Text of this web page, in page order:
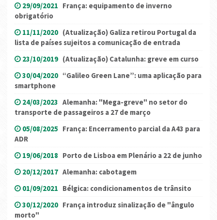
29/09/2021 França: equipamento de inverno
obrigatório
11/11/2020 (Atualização) Galiza retirou Portugal da
lista de países sujeitos a comunicação de entrada
23/10/2019 (Atualização) Catalunha: greve em curso
30/04/2020 “Galileo Green Lane”: uma aplicação para
smartphone
24/03/2023 Alemanha: "Mega-greve" no setor do
transporte de passageiros a 27 de março
05/08/2025 França: Encerramento parcial da A43 para
ADR
19/06/2018 Porto de Lisboa em Plenário a 22 de junho
20/12/2017 Alemanha: cabotagem
01/09/2021 Bélgica: condicionamentos de trânsito
30/12/2020 França introduz sinalização de "ângulo
morto"